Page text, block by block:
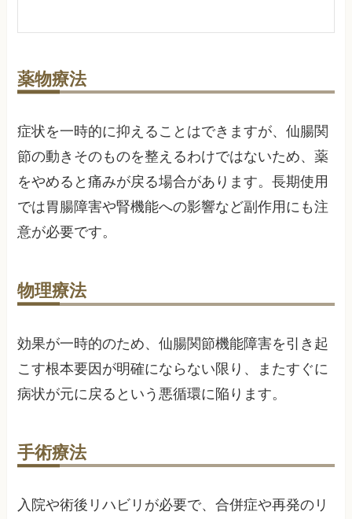
薬物療法
症状を一時的に抑えることはできますが、仙腸関
節の動きそのものを整えるわけではないため、薬
をやめると痛みが戻る場合があります。長期使用
では胃腸障害や腎機能への影響など副作用にも注
意が必要です。
物理療法
効果が一時的のため、仙腸関節機能障害を引き起
こす根本要因が明確にならない限り、またすぐに
病状が元に戻るという悪循環に陥ります。
手術療法
入院や術後リハビリが必要で、合併症や再発のリ